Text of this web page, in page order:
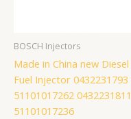
BOSCH Injectors
Made in China new Diesel
Fuel Injector 0432231793
51101017262 0432231811
51101017236